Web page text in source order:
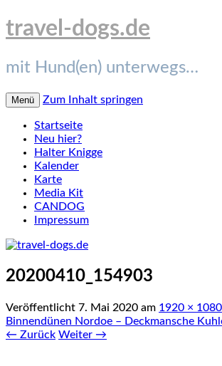
travel-dogs.de
mit Hund(en) unterwegs…
Menü Zum Inhalt springen
Startseite
Neu hier?
Halter Knigge
Kalender
Karte
Media Kit
CANDOG
Impressum
20200410_154903
Veröffentlicht 7. Mai 2020 am 1920 × 1080
Binnendünen Nordoe – Deckmansche
← Zurück Weiter →